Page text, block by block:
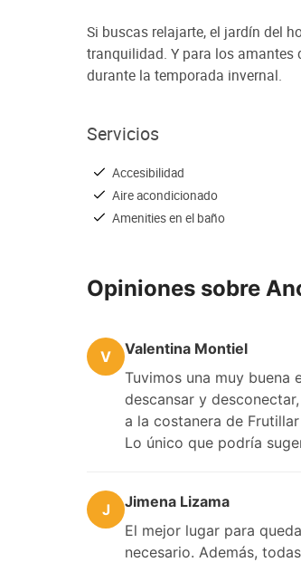
Si buscas relajarte, el jardín del
tranquilidad. Y para los amantes
durante la temporada invernal.
Servicios
Accesibilidad
Aire acondicionado
Amenities en el baño
Opiniones sobre
V
Valentina Montiel
Tuvimos una muy buena
descansar y
a la costanera de
Lo único que podría
J
Jimena Lizama
El mejor lugar para
necesario. Además,